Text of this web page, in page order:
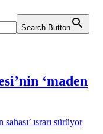
Search Button
‘maden